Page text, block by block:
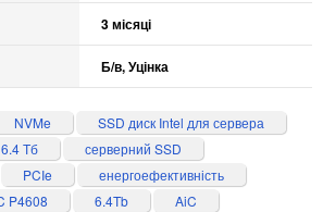
3 місяці
Б/в, Уцінка
NVMe
SSD диск Intel для сервера
Тб
серверний SSD
PCIe
енергоефективність
P4608 6.4Tb
AiC